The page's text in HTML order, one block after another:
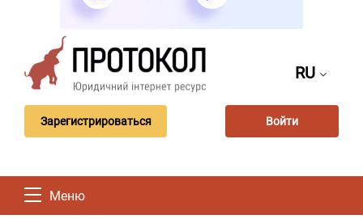
RU
Зарегистрироваться Войти
Меню